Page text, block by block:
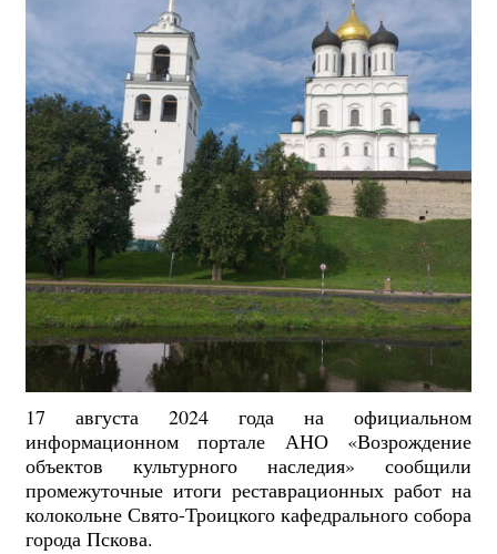
17 августа 2024 года на официальном
информационном портале АНО «Возрождение
объектов культурного наследия» сообщили
промежуточные итоги реставрационных работ на
колокольне Свято-Троицкого кафедрального собора
города Пскова.